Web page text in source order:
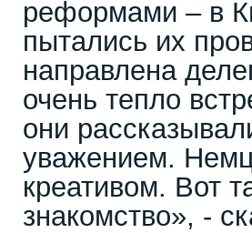
реформами – в
пытались их
направлена
очень тепло
они
уважением.
креативом. Вот
знакомство», -